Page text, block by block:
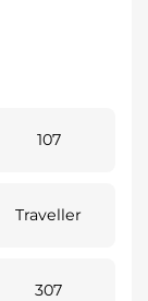
107
Traveller
307